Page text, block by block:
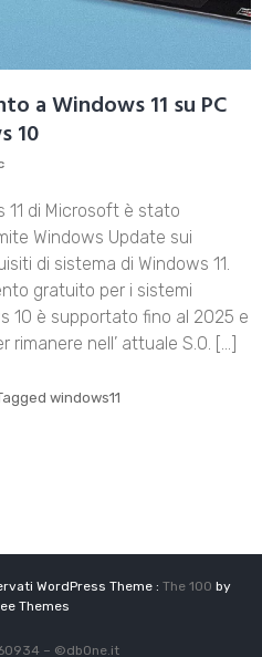
a Windows 11 su PC
10
11 di Microsoft è stato
Windows Update sui
di sistema di Windows 11.
gratuito per i sistemi
10 è supportato fino al 2025 e
nell’ attuale S.O. […]
windows11
WordPress Theme : The 100 by
Themes
– ©dbOne.it